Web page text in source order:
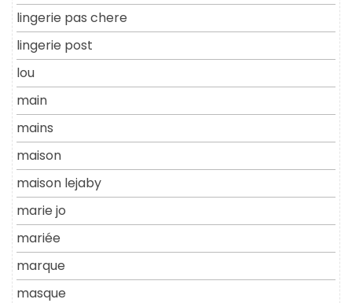
lingerie pas chere
lingerie post
lou
main
mains
maison
maison lejaby
marie jo
mariée
marque
masque